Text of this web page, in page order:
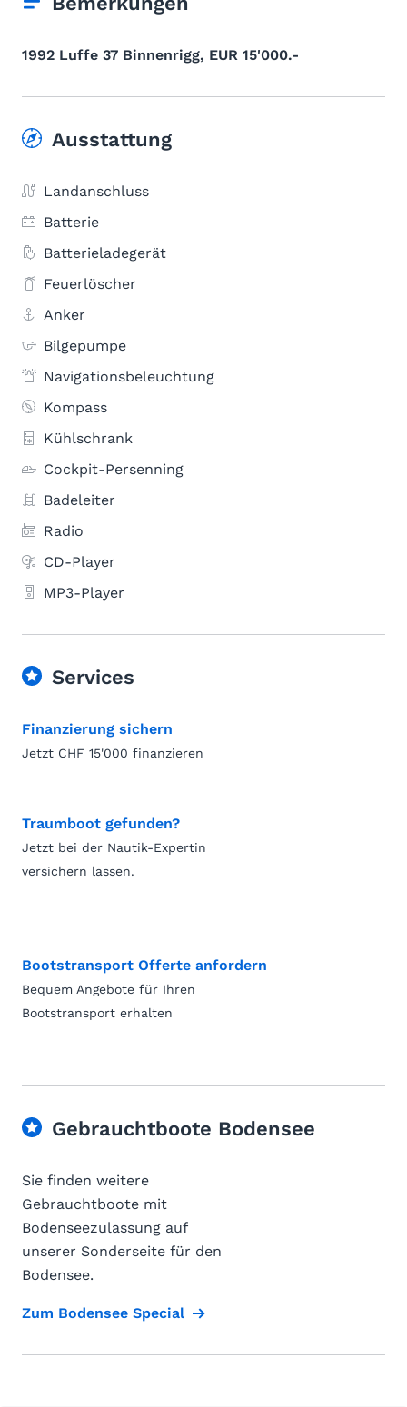
1992 Luffe 37 Binnenrigg, EUR 15'000.-
Ausstattung
Landanschluss
Batterie
Batterieladegerät
Feuerlöscher
Anker
Bilgepumpe
Navigationsbeleuchtung
Kompass
Kühlschrank
Cockpit-Persenning
Badeleiter
Radio
CD-Player
MP3-Player
Services
Finanzierung sichern
Jetzt CHF 15'000 finanzieren
Traumboot gefunden?
Jetzt bei der Nautik-Expertin
versichern lassen.
Bootstransport Offerte anfordern
Bequem Angebote für Ihren
Bootstransport erhalten
Gebrauchtboote Bodensee
Sie finden weitere
Gebrauchtboote mit
Bodenseezulassung auf
unserer Sonderseite für den
Bodensee.
Zum Bodensee Special